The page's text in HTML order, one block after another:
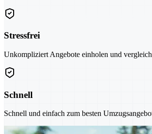
Stressfrei
Unkompliziert Angebote einholen und
Schnell
Schnell und einfach zum besten